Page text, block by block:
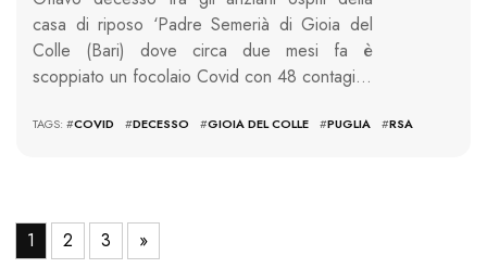
casa di riposo ‘Padre Semerià di Gioia del
Colle (Bari) dove circa due mesi fa è
scoppiato un focolaio Covid con 48 contagi…
TAGS: #COVID #DECESSO #GIOIA DEL COLLE #PUGLIA #RSA
1 2 3 »